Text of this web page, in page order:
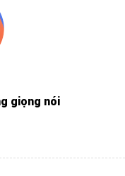
giọng nói